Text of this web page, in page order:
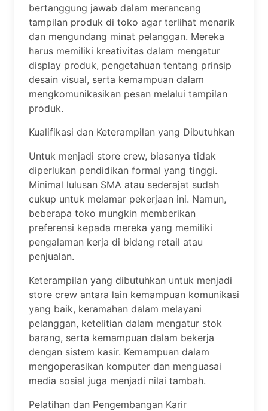
bertanggung jawab dalam merancang
tampilan produk di toko agar terlihat menarik
dan mengundang minat pelanggan. Mereka
harus memiliki kreativitas dalam mengatur
display produk, pengetahuan tentang prinsip
desain visual, serta kemampuan dalam
mengkomunikasikan pesan melalui tampilan
produk.
Kualifikasi dan Keterampilan yang Dibutuhkan
Untuk menjadi store crew, biasanya tidak
diperlukan pendidikan formal yang tinggi.
Minimal lulusan SMA atau sederajat sudah
cukup untuk melamar pekerjaan ini. Namun,
beberapa toko mungkin memberikan
preferensi kepada mereka yang memiliki
pengalaman kerja di bidang retail atau
penjualan.
Keterampilan yang dibutuhkan untuk menjadi
store crew antara lain kemampuan komunikasi
yang baik, keramahan dalam melayani
pelanggan, ketelitian dalam mengatur stok
barang, serta kemampuan dalam bekerja
dengan sistem kasir. Kemampuan dalam
mengoperasikan komputer dan menguasai
media sosial juga menjadi nilai tambah.
Pelatihan dan Pengembangan Karir